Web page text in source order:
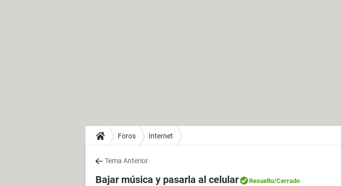
Foros Internet
Tema Anterior
Bajar música y pasarla al celular Resuelto/Cerrado